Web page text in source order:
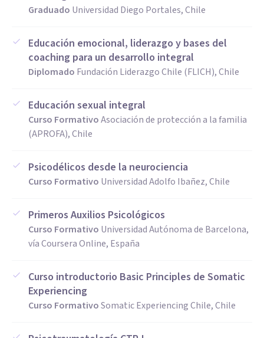
Graduado Universidad Diego Portales, Chile
Educación emocional, liderazgo y bases del
coaching para un desarrollo integral
Diplomado Fundación Liderazgo Chile (FLICH), Chile
Educación sexual integral
Curso FormativoAsociación de protección a la familia
(APROFA), Chile
Psicodélicos desde la neurociencia
Curso Formativo Universidad Adolfo Ibañez, Chile
Primeros Auxilios Psicológicos
Curso Formativo Universidad Autónoma de Barcelona,
vía Coursera Online, España
Curso introductorio Basic Principles de Somatic
Experiencing
Curso FormativoSomatic Experiencing Chile, Chile